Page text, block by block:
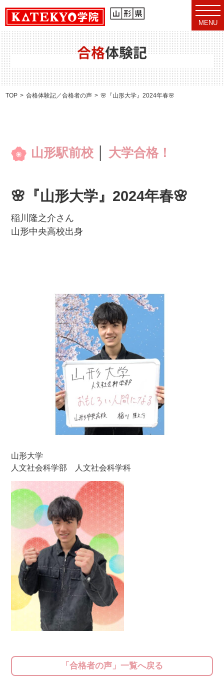
t
o
g
g
l
e
n
v
i
g
MENU
合格体験記
TOP 合格体験記／合格者の声 🌸『山形大学』2024年春🌸
山形駅前校 大学合格！
🌸『山形大学』2024年春🌸
稲川隆之介さん
山形中央高校出身
山形大学
人文社会科学部 人文社会科学科
「合格者の声」一覧へ戻る